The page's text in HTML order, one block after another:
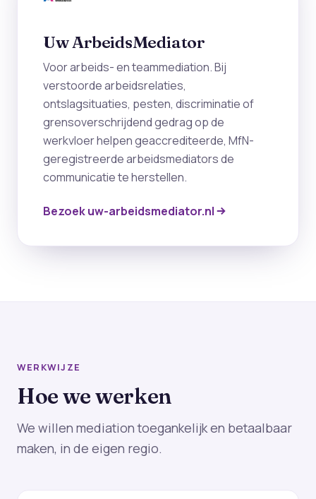
Uw ArbeidsMediator
Voor arbeids- en teammediation. Bij
verstoorde arbeidsrelaties,
ontslagsituaties, pesten, discriminatie of
grensoverschrijdend gedrag op de
werkvloer helpen geaccrediteerde, MfN-
geregistreerde arbeidsmediators de
communicatie te herstellen.
Bezoek uw-arbeidsmediator.nl
WERKWIJZE
Hoe we werken
We willen mediation toegankelijk en betaalbaar
maken, in de eigen regio.